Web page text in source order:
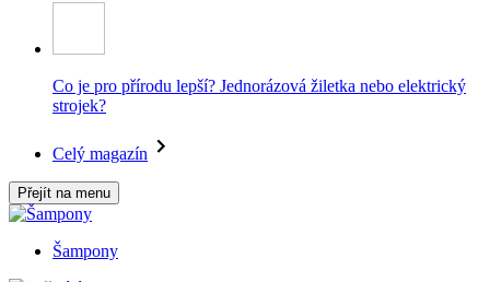
Co je pro přírodu lepší? Jednorázová žiletka nebo elektrický
strojek?
Celý magazín
Přejít na menu
Šampony